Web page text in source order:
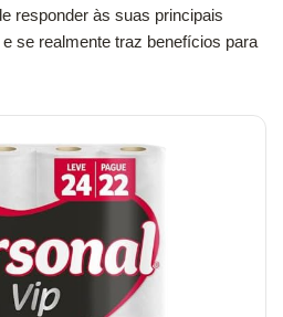
responder às suas principais
se realmente traz benefícios para